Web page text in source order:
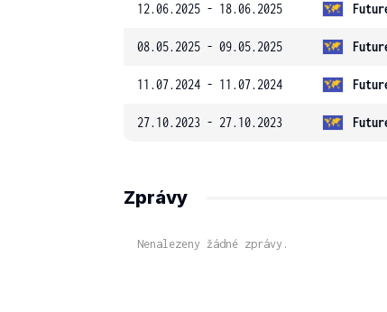
12.06.2025 - 18.06.2025
08.05.2025 - 09.05.2025
11.07.2024 - 11.07.2024
27.10.2023 - 27.10.2023
Zprávy
Nenalezeny žádné zprávy.